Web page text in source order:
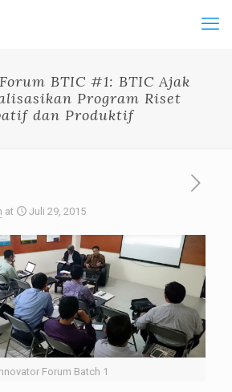
BTIC #1: BTIC Ajak
Program Riset
dan Produktif
at Juli 29, 2015
Forum Batch 1